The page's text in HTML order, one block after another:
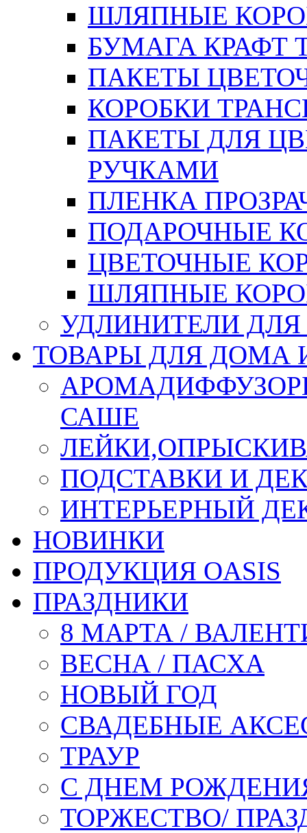
ШЛЯПНЫЕ
БУМАГА КРАФТ
ПАКЕТЫ
КОРОБКИ
ПАКЕТЫ ДЛЯ
РУЧКАМИ
ПЛЕНКА
ПОДАРОЧНЫЕ
ЦВЕТОЧНЫЕ
ШЛЯПНЫЕ
УДЛИНИТЕЛИ
ТОВАРЫ ДЛЯ ДОМА
САШЕ
ПОДСТАВКИ И
ИНТЕРЬЕРНЫЙ
НОВИНКИ
ПРОДУКЦИЯ OASIS
ПРАЗДНИКИ
8 МАРТА /
ВЕСНА / ПАСХА
НОВЫЙ ГОД
СВАДЕБНЫЕ
ТРАУР
С ДНЕМ
ТОРЖЕСТВО/